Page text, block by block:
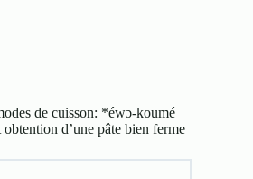
de cuisson: *éwɔ-koumé
d’une pâte bien ferme